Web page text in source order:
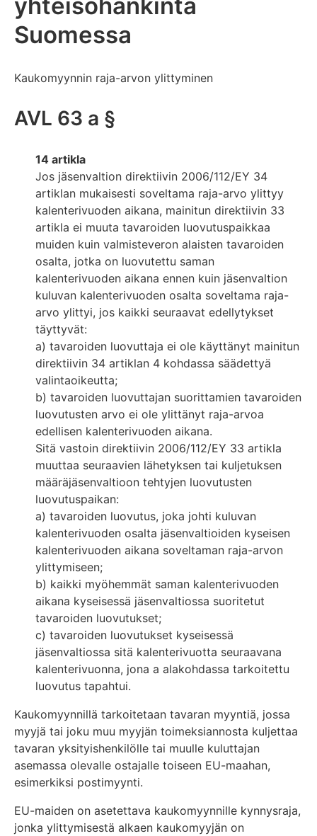
yhteisöhankinta
Suomessa
Kaukomyynnin raja-arvon ylittyminen
AVL 63 a §
14 artikla
Jos jäsenvaltion direktiivin 2006/112/EY 34
artiklan mukaisesti soveltama raja-arvo ylittyy
kalenterivuoden aikana, mainitun direktiivin 33
artikla ei muuta tavaroiden luovutuspaikkaa
muiden kuin valmisteveron alaisten tavaroiden
osalta, jotka on luovutettu saman
kalenterivuoden aikana ennen kuin jäsenvaltion
kuluvan kalenterivuoden osalta soveltama raja-
arvo ylittyi, jos kaikki seuraavat edellytykset
täyttyvät:
a) tavaroiden luovuttaja ei ole käyttänyt mainitun
direktiivin 34 artiklan 4 kohdassa säädettyä
valintaoikeutta;
b) tavaroiden luovuttajan suorittamien tavaroiden
luovutusten arvo ei ole ylittänyt raja-arvoa
edellisen kalenterivuoden aikana.
Sitä vastoin direktiivin 2006/112/EY 33 artikla
muuttaa seuraavien lähetyksen tai kuljetuksen
määräjäsenvaltioon tehtyjen luovutusten
luovutuspaikan:
a) tavaroiden luovutus, joka johti kuluvan
kalenterivuoden osalta jäsenvaltioiden kyseisen
kalenterivuoden aikana soveltaman raja-arvon
ylittymiseen;
b) kaikki myöhemmät saman kalenterivuoden
aikana kyseisessä jäsenvaltiossa suoritetut
tavaroiden luovutukset;
c) tavaroiden luovutukset kyseisessä
jäsenvaltiossa sitä kalenterivuotta seuraavana
kalenterivuonna, jona a alakohdassa tarkoitettu
luovutus tapahtui.
Kaukomyynnillä tarkoitetaan tavaran myyntiä, jossa
myyjä tai joku muu myyjän toimeksiannosta kuljettaa
tavaran yksityishenkilölle tai muulle kuluttajan
asemassa olevalle ostajalle toiseen EU-maahan,
esimerkiksi postimyynti.
EU-maiden on asetettava kaukomyynnille kynnysraja,
jonka ylittymisestä alkaen kaukomyyjän on